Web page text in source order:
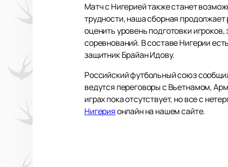
Матч с Нигерией также станет
трудности, наша сборная
оценить уровень подготовки
соревнований. В составе Нигерии
защитник Брайан Идову.
Российский футбольный союз
ведутся переговоры с Вьетнамом,
играх пока отсутствует, но все с
Нигерияонлайн на нашем сайте.